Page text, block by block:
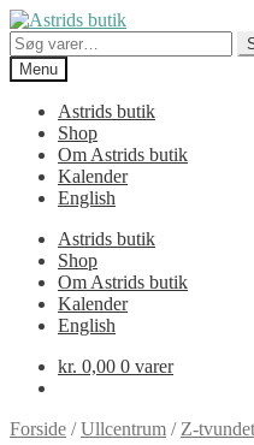
Spring
til
navigation
Spring
til
indhold
Søg
efter:
Menu
Astrids butik
Shop
Om Astrids butik
Kalender
English
Astrids butik
Shop
Om Astrids butik
Kalender
English
kr. 0,00 0 varer
Forside /Ullcentrum / Z-tvundet